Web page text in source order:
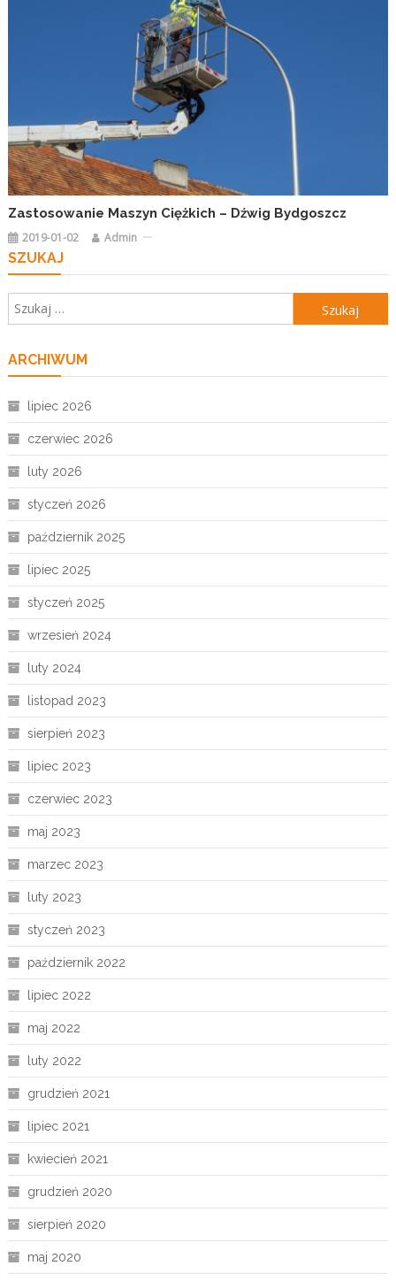
Zastosowanie Maszyn Ciężkich – Dźwig Bydgoszcz
2019-01-02 Admin
SZUKAJ
ARCHIWUM
lipiec 2026
czerwiec 2026
luty 2026
styczeń 2026
październik 2025
lipiec 2025
styczeń 2025
wrzesień 2024
luty 2024
listopad 2023
sierpień 2023
lipiec 2023
czerwiec 2023
maj 2023
marzec 2023
luty 2023
styczeń 2023
październik 2022
lipiec 2022
maj 2022
luty 2022
grudzień 2021
lipiec 2021
kwiecień 2021
grudzień 2020
sierpień 2020
maj 2020